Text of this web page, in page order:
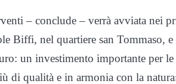
– conclude – verrà avviata
Biffi, nel quartiere san Tommaso,
un investimento importante per
di qualità e in armonia con la